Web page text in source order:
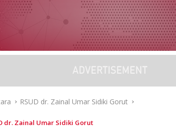
RSUD dr. Zainal Umar Sidiki Gorut
dr. Zainal Umar Sidiki Gorut